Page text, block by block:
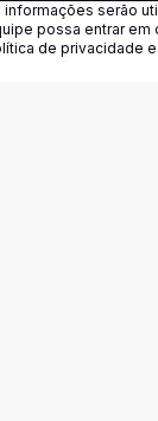
informações serão
possa entrar em
de privacidade